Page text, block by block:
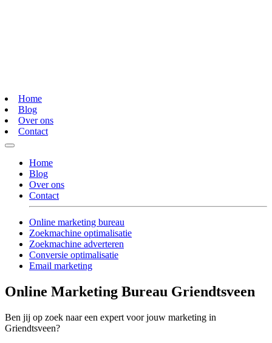
Home
Blog
Over ons
Contact
Home
Blog
Over ons
Contact
Online marketing bureau
Zoekmachine optimalisatie
Zoekmachine adverteren
Conversie optimalisatie
Email marketing
Online Marketing Bureau Griendtsveen
Ben jij op zoek naar een expert voor jouw marketing in
Griendtsveen?